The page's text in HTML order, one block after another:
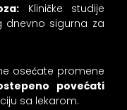
Kliničke studije
sigurna za
osećate promene
povećati
sa lekarom.